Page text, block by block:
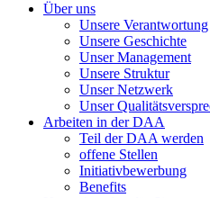
Über uns
Unsere Verantwortung
Unsere Geschichte
Unser Management
Unsere Struktur
Unser Netzwerk
Unser
Arbeiten in der DAA
Teil der DAA werden
offene Stellen
Initiativbewerbung
Benefits